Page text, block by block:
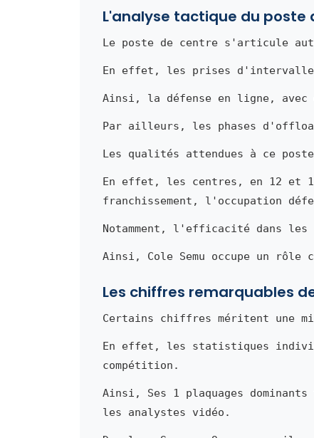
L'analyse tactique du poste
Le poste de centre s'articule
En effet, les prises d'intervalles
Ainsi, la défense en ligne, avec
Par ailleurs, les phases
Les qualités attendues à ce
En effet, les centres, en 12 et
franchissement, l'occupation
Notamment, l'efficacité dans les
Ainsi, Cole Semu occupe un
Les chiffres remarquables
Certains chiffres méritent une
En effet, les statistiques
compétition.
Ainsi, Ses 1 plaquages
les analystes vidéo.